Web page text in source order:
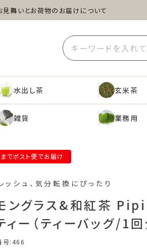
舞いとお荷物のお届けについて
水出し茶
水出し茶 玄米茶
雑貨 業務用
でポスト便でお届け
ッシュ、気分転換にぴったり
ングラス&和紅茶
ィー（ティーバッグ/1回
号 466